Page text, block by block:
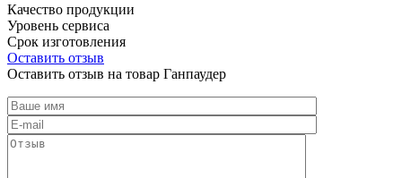
Качество продукции
Уровень сервиса
Срок изготовления
Оставить отзыв
Оставить отзыв на товар Ганпаудер